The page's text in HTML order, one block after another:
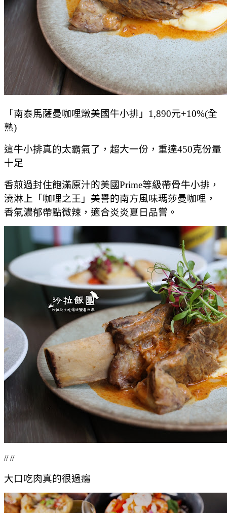
「南泰馬薩曼咖哩燉美國牛小排」1,890元+10%(全
熟)
這牛小排真的太霸氣了，超大一份，重達450克份量
十足
香煎過封住飽滿原汁的美國Prime等級帶骨牛小排，
澆淋上「咖哩之王」美譽的南方風味瑪莎曼咖哩，
香氣濃郁帶點微辣，適合炎炎夏日品嘗。
// //
大口吃肉真的很過癮